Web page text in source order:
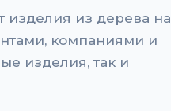
изделия из дерева на
компаниями и
изделия, так и